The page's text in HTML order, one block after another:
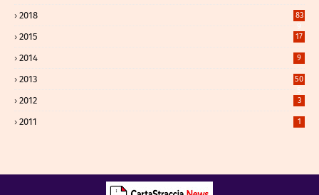
2018
83
9
2015 17
2014 9
2013
50
5
2012 3
2011 1